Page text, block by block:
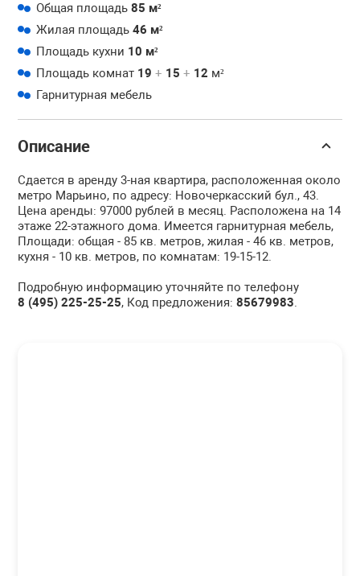
Общая площадь85 м²
Жилая площадь46 м²
Площадь кухни 10 м²
Площадь комнат 19+ 15+ 12 м²
Гарнитурная мебель
Описание
Сдается в аренду 3-ная квартира, расположенная около
метро Марьино, по адресу: Новочеркасский бул., 43.
Цена аренды: 97000 рублей в месяц. Расположена на 14
этаже 22-этажного дома. Имеется гарнитурная мебель,
Площади: общая - 85 кв. метров, жилая - 46 кв. метров,
кухня - 10 кв. метров, по комнатам: 19-15-12.
Подробную информацию уточняйте по телефону
8 (495) 225-25-25, Код предложения:85679983.